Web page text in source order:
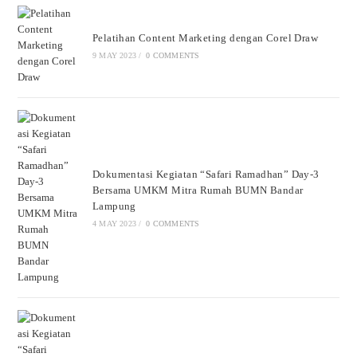
Pelatihan Content Marketing dengan Corel Draw
9 MAY 2023 / 0 COMMENTS
Dokumentasi Kegiatan “Safari Ramadhan” Day-3
Bersama UMKM Mitra Rumah BUMN Bandar
Lampung
4 MAY 2023 / 0 COMMENTS